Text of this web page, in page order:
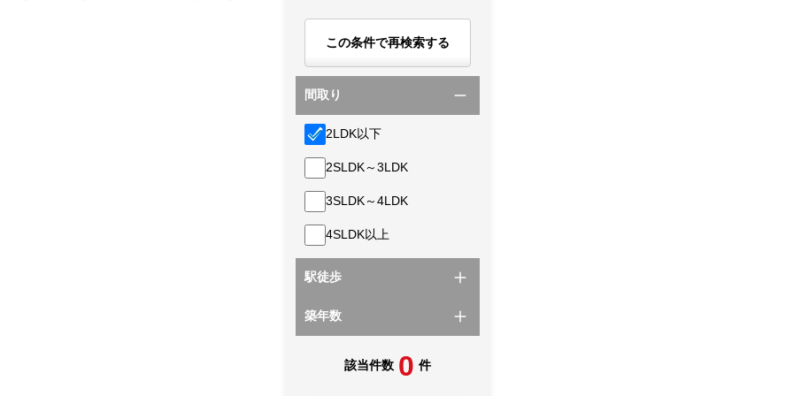
この条件で再検索する
間取り
2LDK以下
2SLDK～3LDK
3SLDK～4LDK
4SLDK以上
駅徒歩
築年数
該当件数 0 件